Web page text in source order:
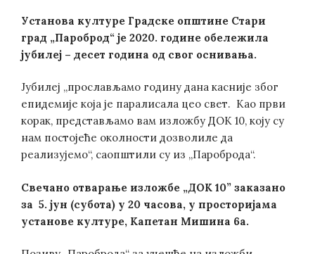
Установа културе Градске општине Стари
град „Пароброд“ је 2020. године обележила
јубилеј – десет година од свог оснивања.
Јубилеј „прослављамо годину дана касније због
епидемије која је паралисала цео свет. Као први
корак, представљамо вам изложбу ДОК 10, коју су
нам постојеће околности дозволиле да
реализујемо“, саопштили су из „Пароброда“.
Свечано отварање изложбе „ДОК 10” заказано
за 5. јун (субота) у 20 часова, у просторијама
установе културе, Капетан Мишина 6а.